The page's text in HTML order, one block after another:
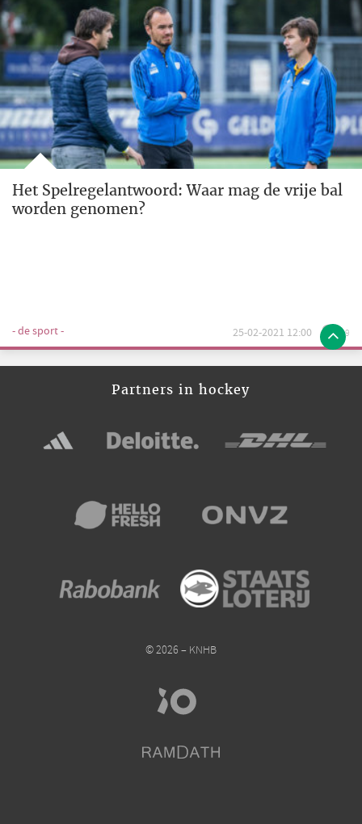
Het Spelregelantwoord: Waar mag de vrije bal
worden genomen?
- de sport - 25-02-2021 12:00 19
Partners in hockey
© 2026 – KNHB